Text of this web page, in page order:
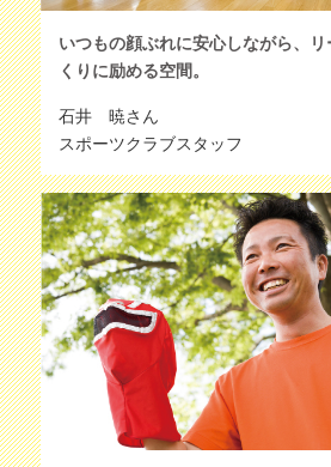
いつもの顔ぶれに安心しながら、
くりに励める空間。
石井 暁さん
スポーツクラブスタッフ